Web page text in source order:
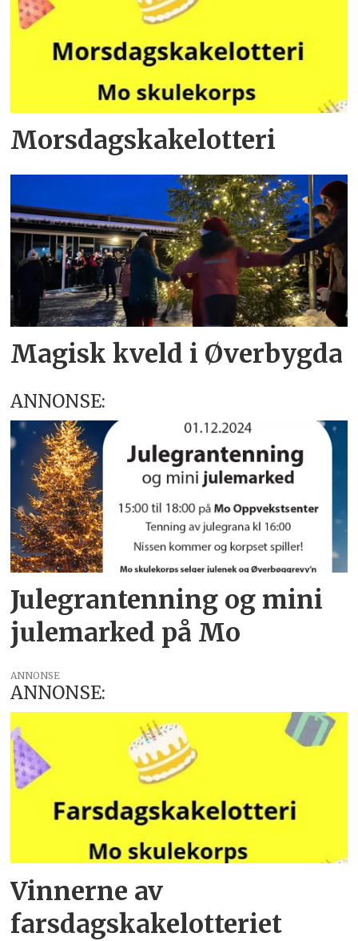
Morsdagskakelotteri
Magisk kveld i Øverbygda
ANNONSE:
Julegrantenning og mini
julemarked på Mo
ANNONSE
ANNONSE:
Vinnerne av
farsdagskake­lotteriet